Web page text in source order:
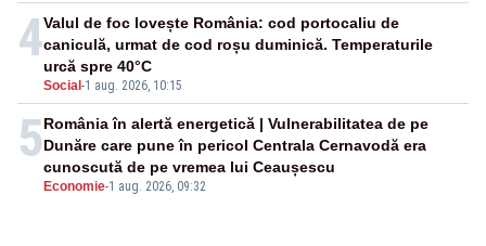
4
Social -1 aug. 2026, 10:15
Valul de foc lovește România: cod portocaliu de
caniculă, urmat de cod roșu duminică. Temperaturile
urcă spre 40°C
5
Economie-1 aug. 2026, 09:32
România în alertă energetică | Vulnerabilitatea de pe
Dunăre care pune în pericol Centrala Cernavodă era
cunoscută de pe vremea lui Ceaușescu